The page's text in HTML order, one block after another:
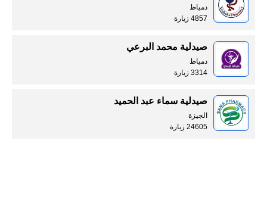
دمياط
4857 زيارة
صيدلية محمد البرعي
دمياط
3314 زيارة
صيدلية سماء عبد الحميد
الجيزة
24605 زيارة